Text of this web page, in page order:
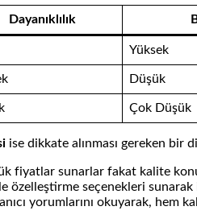
Dayanıklılık
Yüksek
Düşük
Çok Düşük
ise dikkate alınması gereken bir
fiyatlar sunarlar fakat kalite
özelleştirme seçenekleri
yorumlarını okuyarak, hem